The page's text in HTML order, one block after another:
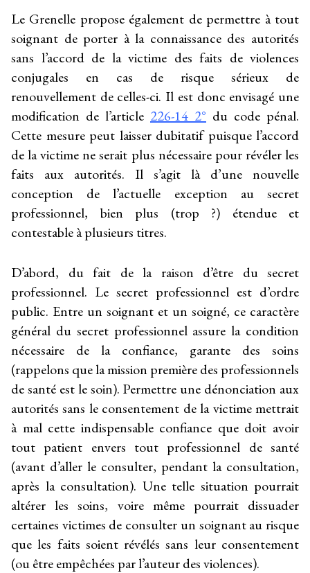
Le Grenelle propose également de permettre à tout
soignant de porter à la connaissance des autorités
sans l’accord de la victime des faits de violences
conjugales en cas de risque sérieux de
renouvellement de celles-ci. Il est donc envisagé une
modification de l’article 226-14 2° du code pénal.
Cette mesure peut laisser dubitatif puisque l’accord
de la victime ne serait plus nécessaire pour révéler les
faits aux autorités. Il s’agit là d’une nouvelle
conception de l’actuelle exception au secret
professionnel, bien plus (trop ?) étendue et
contestable à plusieurs titres.
D’abord, du fait de la raison d’être du secret
professionnel. Le secret professionnel est d’ordre
public. Entre un soignant et un soigné, ce caractère
général du secret professionnel assure la condition
nécessaire de la confiance, garante des soins
(rappelons que la mission première des professionnels
de santé est le soin). Permettre une dénonciation aux
autorités sans le consentement de la victime mettrait
à mal cette indispensable confiance que doit avoir
tout patient envers tout professionnel de santé
(avant d’aller le consulter, pendant la consultation,
après la consultation). Une telle situation pourrait
altérer les soins, voire même pourrait dissuader
certaines victimes de consulter un soignant au risque
que les faits soient révélés sans leur consentement
(ou être empêchées par l’auteur des violences).